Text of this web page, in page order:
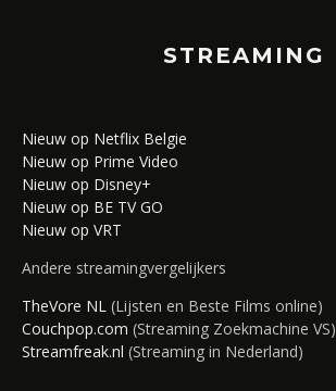
STREAMING
Nieuw op Netflix Belgie
Nieuw op Prime Video
Nieuw op Disney+
Nieuw op BE TV GO
Nieuw op VRT
Andere streamingvergelijkers
TheVore NL (Lijsten en Beste Films online)
Couchpop.com (Streaming Zoekmachine VS)
Streamfreak.nl (Streaming in Nederland)